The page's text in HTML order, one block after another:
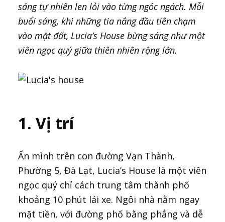
sáng tự nhiên len lỏi vào từng ngóc ngách. Mỗi
buổi sáng, khi những tia nắng đầu tiên chạm
vào mặt đất, Lucia’s House bừng sáng như một
viên ngọc quý giữa thiên nhiên rộng lớn.
1. Vị trí
Ẩn mình trên con đường Vạn Thành,
Phường 5, Đà Lạt, Lucia’s House là một viên
ngọc quý chỉ cách trung tâm thành phố
khoảng 10 phút lái xe. Ngôi nhà nằm ngay
mặt tiền, với đường phố bằng phẳng và dễ